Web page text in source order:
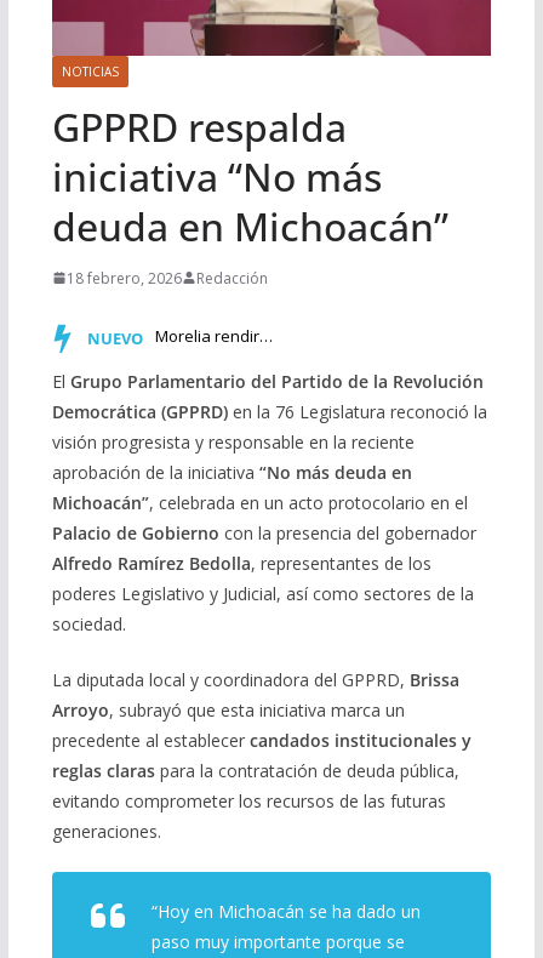
NOTICIAS
GPPRD respalda
iniciativa “No más
deuda en Michoacán”
18 febrero, 2026 Redacción
NUEVO Morelia rendirá homenaje a Miguel Bernal Jiménez con una s…
El Grupo Parlamentario del Partido de la Revolución
Democrática (GPPRD)en la 76 Legislatura reconoció la
visión progresista y responsable en la reciente
aprobación de la iniciativa “No más deuda en
Michoacán”, celebrada en un acto protocolario en el
Palacio de Gobierno con la presencia del gobernador
Alfredo Ramírez Bedolla, representantes de los
poderes Legislativo y Judicial, así como sectores de la
sociedad.
La diputada local y coordinadora del GPPRD, Brissa
Arroyo, subrayó que esta iniciativa marca un
precedente al establecer candados institucionales y
reglas claraspara la contratación de deuda pública,
evitando comprometer los recursos de las futuras
generaciones.
“Hoy en Michoacán se ha dado un
paso muy importante porque se